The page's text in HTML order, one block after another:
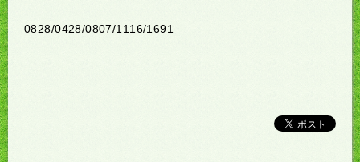
0828/0428/0807/1116/1691